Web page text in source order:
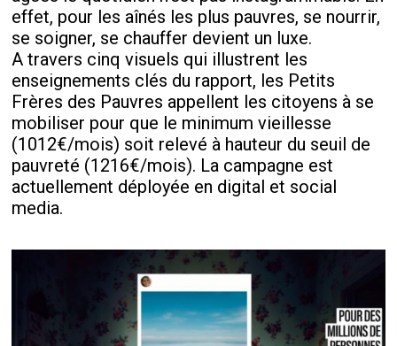
effet, pour les aînés les plus pauvres, se nourrir,
se soigner, se chauffer devient un luxe.
A travers cinq visuels qui illustrent les
enseignements clés du rapport, les Petits
Frères des Pauvres appellent les citoyens à se
mobiliser pour que le minimum vieillesse
(1012€/mois) soit relevé à hauteur du seuil de
pauvreté (1216€/mois). La campagne est
actuellement déployée en digital et social
media.